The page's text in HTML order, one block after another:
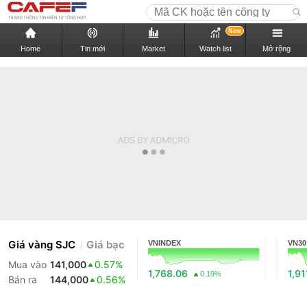
Home Tin mới Market Watch list
New
Mở rộng
Giá vàng SJC Giá bạc
Mua vào 141,000
0.57%
Bán ra
144,000 0.56%
VNINDEX
1,768.06 0.19%
VN30